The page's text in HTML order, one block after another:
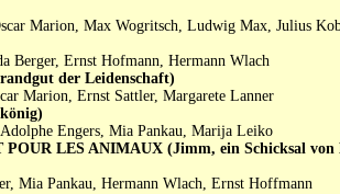
Marion, Max Wogritsch, Ludwig Max, Julius
Berger, Ernst Hofmann, Hermann Wlach
der Leidenschaft)
Marion, Ernst Sattler, Margarete Lanner
Engers, Mia Pankau, Marija Leiko
LES ANIMAUX (Jimm, ein Schicksal von
Mia Pankau, Hermann Wlach, Ernst Hoffmann